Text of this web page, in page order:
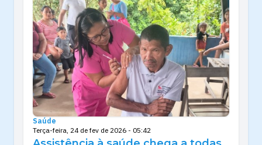
Saúde
Terça-feira, 24 de fev de 2026 - 05:42